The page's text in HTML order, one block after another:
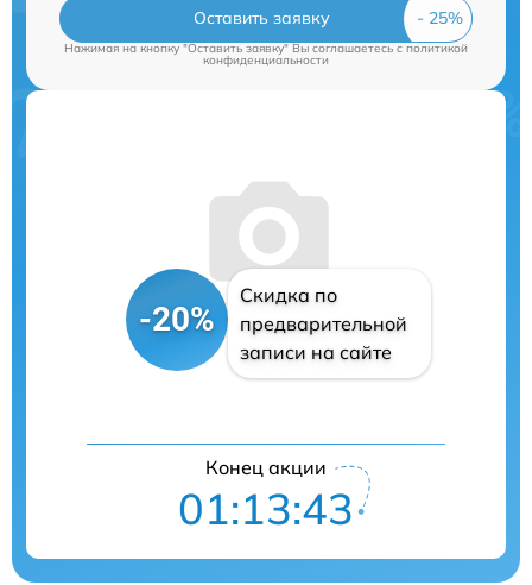
Оставить заявку
Нажимая на кнопку "Оставить заявку" Вы соглашаетесь c политикой
конфиденциальности
-20%
Скидка по
предварительной
записи на сайте
Конец акции
01:13:42